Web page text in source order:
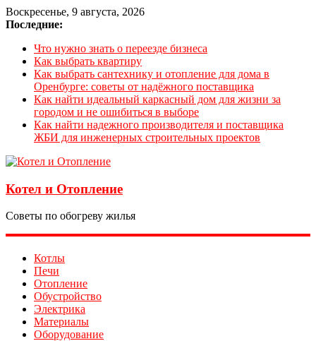
Воскресенье, 9 августа, 2026
Последние:
Что нужно знать о переезде бизнеса
Как выбрать квартиру
Как выбрать сантехнику и отопление для дома в
Оренбурге: советы от надёжного поставщика
Как найти идеальный каркасный дом для жизни за
городом и не ошибиться в выборе
Как найти надежного производителя и поставщика
ЖБИ для инженерных строительных проектов
Котел и Отопление
Советы по обогреву жилья
Котлы
Печи
Отопление
Обустройство
Электрика
Материалы
Оборудование